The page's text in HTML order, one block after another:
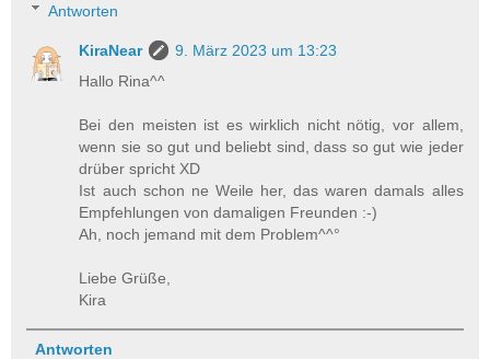
Antworten
KiraNear
9. März 2023 um 13:23
Hallo Rina^^
Bei den meisten ist es wirklich nicht nötig, vor allem,
wenn sie so gut und beliebt sind, dass so gut wie jeder
drüber spricht XD
Ist auch schon ne Weile her, das waren damals alles
Empfehlungen von damaligen Freunden :-)
Ah, noch jemand mit dem Problem^^°
Liebe Grüße,
Kira
Antworten